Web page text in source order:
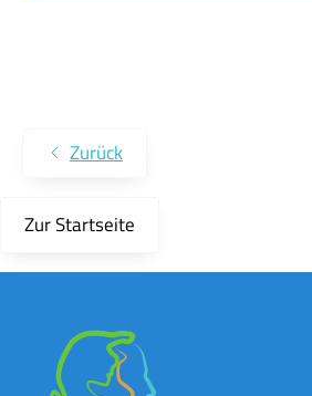
Zurück
Zur Startseite